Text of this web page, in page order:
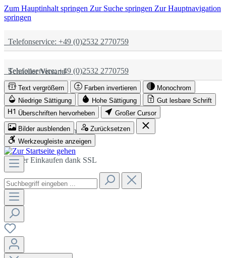
Zum Hauptinhalt springen Zur Suche springen Zur Hauptnavigation
springen
Telefonservice: +49 (0)2532 2770759
Schneller Versand
Partnerschaftlich
Sicher Einkaufen dank SSL
Telefonservice: +49 (0)2532 2770759
Schneller Versand
Partnerschaftlich
Sicher Einkaufen dank SSL
Text vergrößern Farben invertieren
Monochrom
Niedrige Sättigung
Hohe Sättigung
Gut lesbare Schrift
Überschriften hervorheben
Großer Cursor
Bilder ausblenden
Zurücksetzen
Werkzeugleiste anzeigen